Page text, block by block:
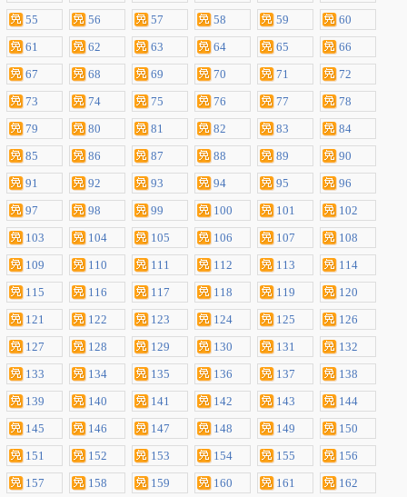
55
56 57 58 59
60
61
62 63 64 65
66
67
68 69 70 71
72
73
74 75 76 77
78
79
80 81 82 83
84
85
86 87 88 89
90
91
92 93 94 95
96
97
98 99 100 101
102
103
104 105 106 107
108
109
110 111 112 113
114
115
116 117 118 119
120
121
122 123 124 125
126
127
128 129 130 131
132
133
134 135 136 137
138
139
140 141 142 143
144
145
146 147 148 149
150
151
152 153 154 155
156
157
158 159 160 161
162